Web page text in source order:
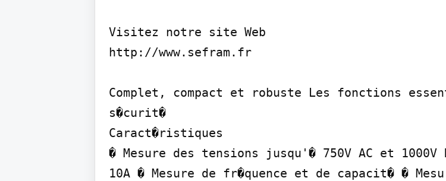
Visitez notre site Web
http://www.sefram.fr
Complet, compact et robuste Les fonctions
s�curit�
Caract�ristiques
� Mesure des tensions jusqu'� 750V AC et
10A � Mesure de fr�quence et de capacit� �